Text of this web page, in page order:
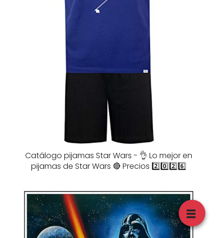
Catálogo pijamas Star Wars - 👌 Lo mejor en
pijamas de Star Wars 🔴 Precios 2️⃣0️⃣2️⃣6️⃣